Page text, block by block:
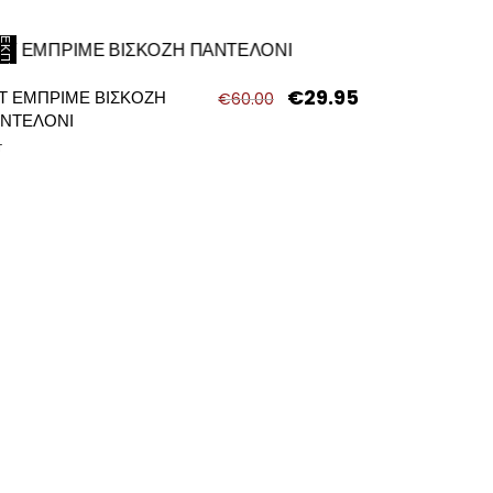
ΕΜΠΡΙΜΕ ΒΙΣΚΟΖΗ
€60.00
Original
€29.95Η